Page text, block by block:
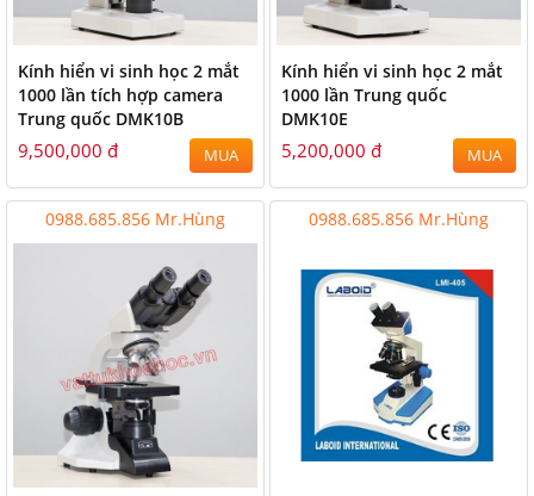
Kính hiển vi sinh học 2 mắt
1000 lần tích hợp camera
Trung quốc DMK10B
9,500,000 đ MUA
Kính hiển vi sinh học 2 mắt
1000 lần Trung quốc
DMK10E
5,200,000 đ MUA
0988.685.856 Mr.Hùng 0988.685.856 Mr.Hùng